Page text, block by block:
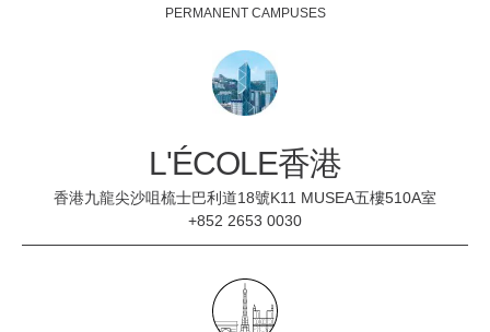
PERMANENT CAMPUSES
L'ÉCOLE香港
香港九龍尖沙咀梳士巴利道18號K11 MUSEA五樓510A室
+852 2653 0030